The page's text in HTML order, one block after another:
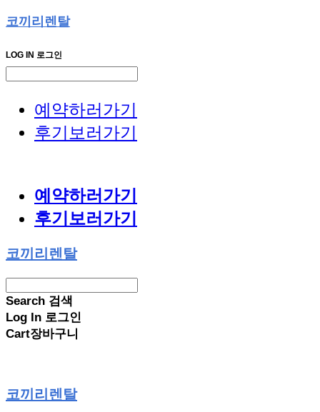
코끼리렌탈
LOG IN 로그인
예약하러가기
후기보러가기
예약하러가기
후기보러가기
코끼리렌탈
Search 검색
Log In 로그인
Cart장바구니
코끼리렌탈